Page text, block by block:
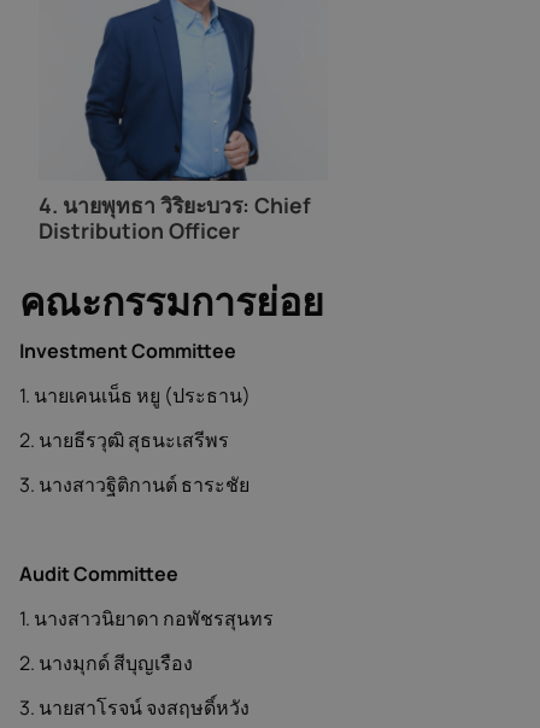
4. นายพุทธา วิริยะบวร: Chief
Distribution Officer
คณะกรรมการย่อย
Investment Committee
1. นายเคนเน็ธ หยู (ประธาน)
2. นายธีรวุฒิ สุธนะเสรีพร
3. นางสาวฐิติกานต์ ธาระชัย
Audit Committee
1. นางสาวนิยาดา กอพัชรสุนทร
2. นางมุกด์ สีบุญเรือง
3. นายสาโรจน์ จงสฤษดิ์หวัง